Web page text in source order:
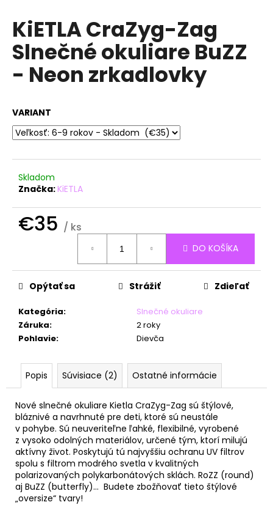
KiETLA CraZyg-Zag
Slnečné okuliare BuZZ
- Neon zrkadlovky
VARIANT
Skladom
Značka:KiETLA
€35 / ks
DO KOŠÍKA
Kategória:
Slnečné okuliare
Záruka:
2 roky
Pohlavie: Dievča
Opýtať sa Strážiť Zdieľať
Popis Súvisiace (2) Ostatné informácie
Nové slnečné okuliare Kietla CraZyg-Zag sú štýlové,
bláznivé a navrhnuté pre deti, ktoré sú neustále
v pohybe. Sú neuveriteľne ľahké, flexibilné, vyrobené
z vysoko odolných materiálov, určené tým, ktorí milujú
aktívny život. Poskytujú tú najvyššiu ochranu UV filtrov
spolu s filtrom modrého svetla v kvalitných
polarizovaných polykarbonátových sklách. RoZZ (round)
aj BuZZ (butterfly)… Budete zbožňovať tieto štýlové
„oversize“ tvary!
j
s
ť
?
HĽADAŤ
O
d
p
č
a
e